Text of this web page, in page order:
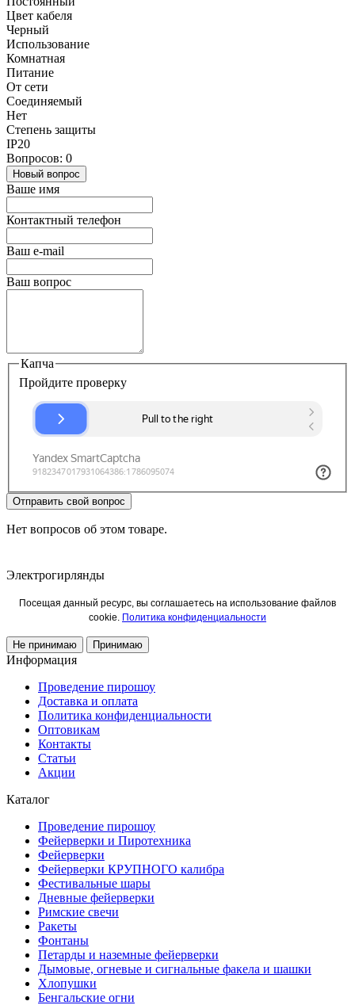
Цвет кабеля
Черный
Использование
Комнатная
Питание
От сети
Соединяемый
Нет
Степень защиты
IP20
Вопросов: 0
Новый вопрос
Ваше имя
Контактный телефон
Ваш e-mail
Ваш вопрос
Капча
Пройдите проверку
Отправить свой вопрос
Нет вопросов об этом товаре.
Электрогирлянды
Посещая данный ресурс, вы соглашаетесь на использование файлов
cookie. Политика конфиденциальности
Не принимаю Принимаю
Информация
Проведение пирошоу
Доставка и оплата
Политика конфиденциальности
Оптовикам
Контакты
Статьи
Акции
Каталог
Проведение пирошоу
Фейерверки и Пиротехника
Фейерверки
Фейерверки КРУПНОГО калибра
Фестивальные шары
Дневные фейерверки
Римские свечи
Ракеты
Фонтаны
Петарды и наземные фейерверки
Дымовые, огневые и сигнальные факела и шашки
Хлопушки
Бенгальские огни